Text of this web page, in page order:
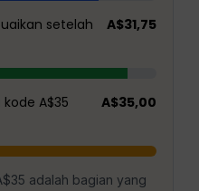
setelah
A$31,75
A$35
A$35,00
adalah bagian yang